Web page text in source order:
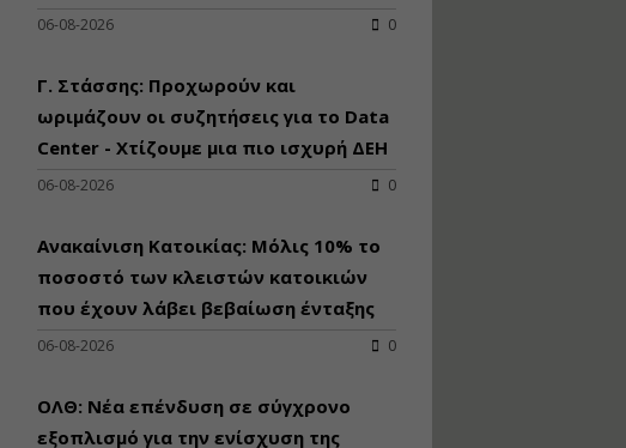
06-08-2026 0
Γ. Στάσσης: Προχωρούν και
ωριμάζουν οι συζητήσεις για το Data
Center - Χτίζουμε μια πιο ισχυρή ΔΕΗ
06-08-2026 0
Ανακαίνιση Κατοικίας: Μόλις 10% το
ποσοστό των κλειστών κατοικιών
που έχουν λάβει βεβαίωση ένταξης
06-08-2026 0
ΟΛΘ: Νέα επένδυση σε σύγχρονο
εξοπλισμό για την ενίσχυση της
Χρήστος Ροδόπουλος
Διάρκεια: 14 ώρες
Διαδικασία
αδειοδότησης και
έκδοσης
κατάταξης
Εισηγητές:
Γραμματή Μπακλατσή
Νικόλαος Σαρούκος
Διάρκεια: 8 ώρες